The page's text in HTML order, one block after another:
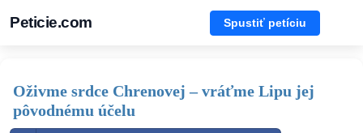
Peticie.com Spustiť petíciu
Oživme srdce Chrenovej – vráťme Lipu jej
pôvodnému účelu